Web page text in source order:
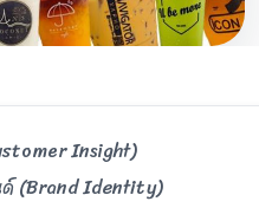
Insight)
ด์ (Brand Identity)